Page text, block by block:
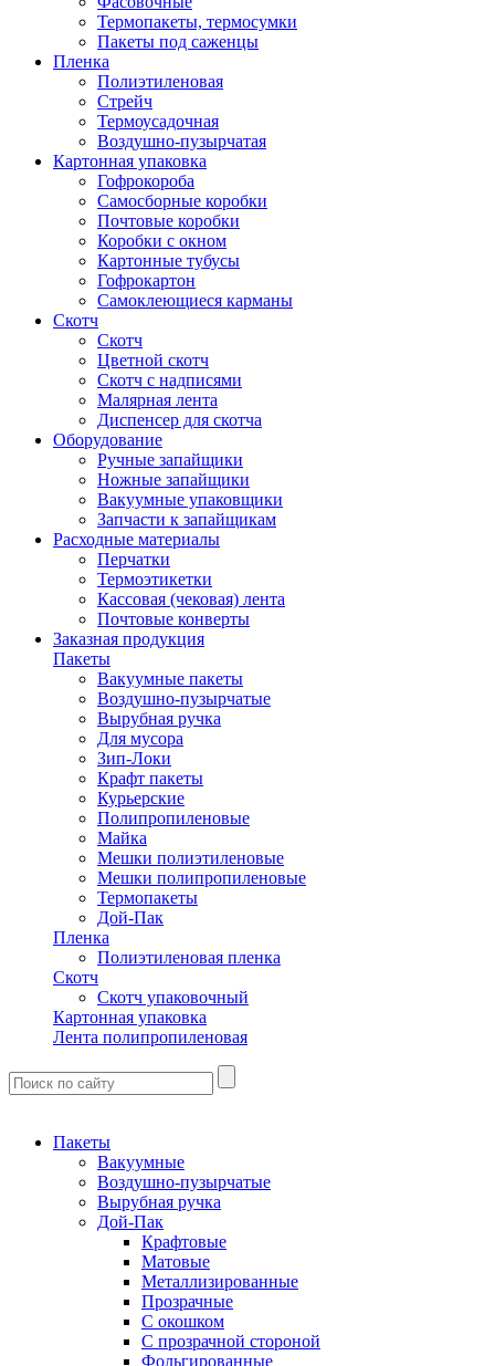
Термопакеты, термосумки
Пакеты под саженцы
Пленка
Полиэтиленовая
Стрейч
Термоусадочная
Воздушно-пузырчатая
Картонная упаковка
Гофрокороба
Самосборные коробки
Почтовые коробки
Коробки с окном
Картонные тубусы
Гофрокартон
Самоклеющиеся карманы
Скотч
Скотч
Цветной скотч
Скотч с надписями
Малярная лента
Диспенсер для скотча
Оборудование
Ручные запайщики
Ножные запайщики
Вакуумные упаковщики
Запчасти к запайщикам
Расходные материалы
Перчатки
Термоэтикетки
Кассовая (чековая) лента
Почтовые конверты
Заказная продукция
Пакеты
Вакуумные пакеты
Воздушно-пузырчатые
Вырубная ручка
Для мусора
Зип-Локи
Крафт пакеты
Курьерские
Полипропиленовые
Майка
Мешки полиэтиленовые
Мешки полипропиленовые
Термопакеты
Дой-Пак
Пленка
Полиэтиленовая пленка
Скотч
Скотч упаковочный
Картонная упаковка
Лента полипропиленовая
Пакеты
Вакуумные
Воздушно-пузырчатые
Вырубная ручка
Дой-Пак
Крафтовые
Матовые
Металлизированные
Прозрачные
С окошком
С прозрачной стороной
Фольгированные